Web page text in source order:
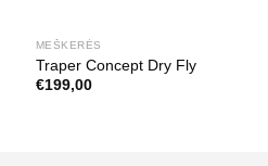
MEŠKERĖS
Traper Concept Dry Fly
€199,00